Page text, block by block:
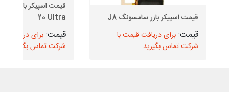
قیمت اسپیکر بازر سامسونگ J8
برای دریافت قیمت با
شرکت تماس بگیرید
20 Ultra
برای دریافت
شرکت تماس بگیرید